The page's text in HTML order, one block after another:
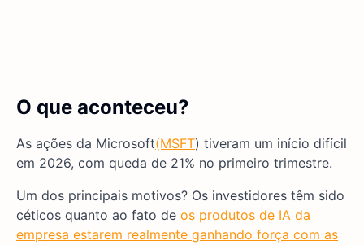
O que aconteceu?
As ações da Microsoft(MSFT) tiveram um início difícil
em 2026, com queda de 21% no primeiro trimestre.
Um dos principais motivos? Os investidores têm sido
céticos quanto ao fato de os produtos de IA da
empresa estarem realmente ganhando força com as